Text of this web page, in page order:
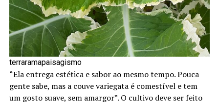
terraramapaisagismo
“Ela entrega estética e sabor ao mesmo tempo. Pouca
gente sabe, mas a couve variegata é comestível e tem
um gosto suave, sem amargor”. O cultivo deve ser feito